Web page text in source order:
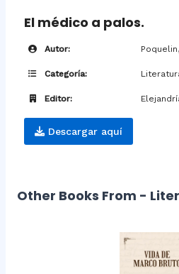
El médico a palos.
Autor:
Categoría:
Editor:
Descargar aquí
Other Books From -